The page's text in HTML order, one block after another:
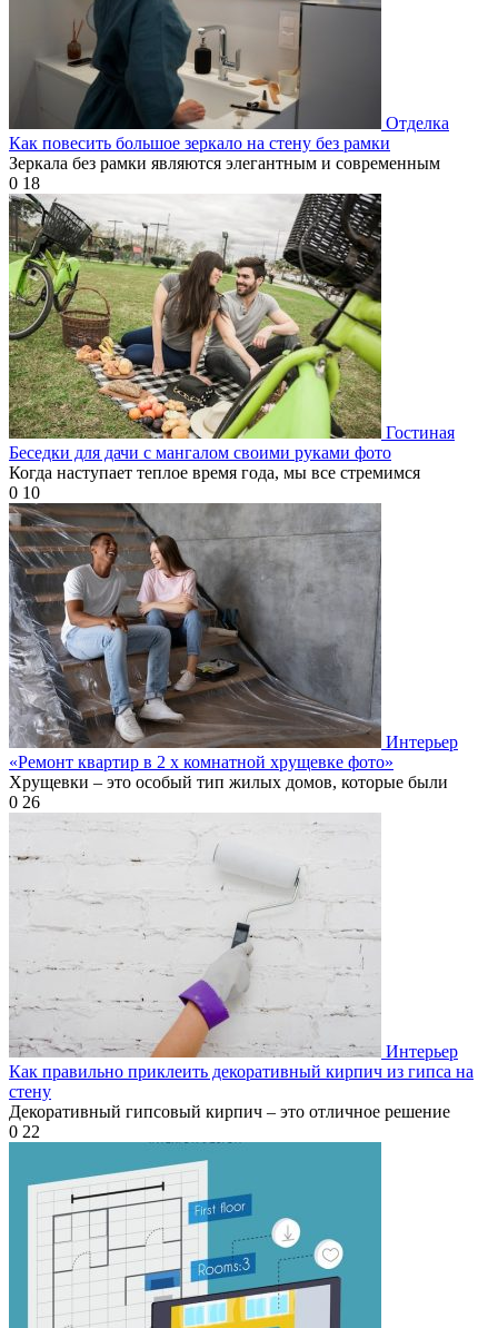
Отделка
Как повесить большое зеркало на стену без рамки
Зеркала без рамки являются элегантным и современным
0 18
Гостиная
Беседки для дачи с мангалом своими руками фото
Когда наступает теплое время года, мы все стремимся
0 10
Интерьер
«Ремонт квартир в 2 х комнатной хрущевке фото»
Хрущевки – это особый тип жилых домов, которые были
0 26
Интерьер
Как правильно приклеить декоративный кирпич из гипса на
стену
Декоративный гипсовый кирпич – это отличное решение
0 22